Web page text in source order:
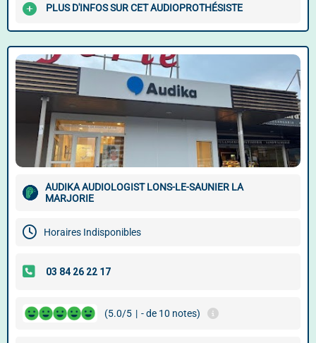
PLUS D'INFOS SUR CET AUDIOPROTHÉSISTE
AUDIKA AUDIOLOGIST LONS-LE-SAUNIER LA
MARJORIE
Horaires Indisponibles
(5.0/5 | - de 10 notes)